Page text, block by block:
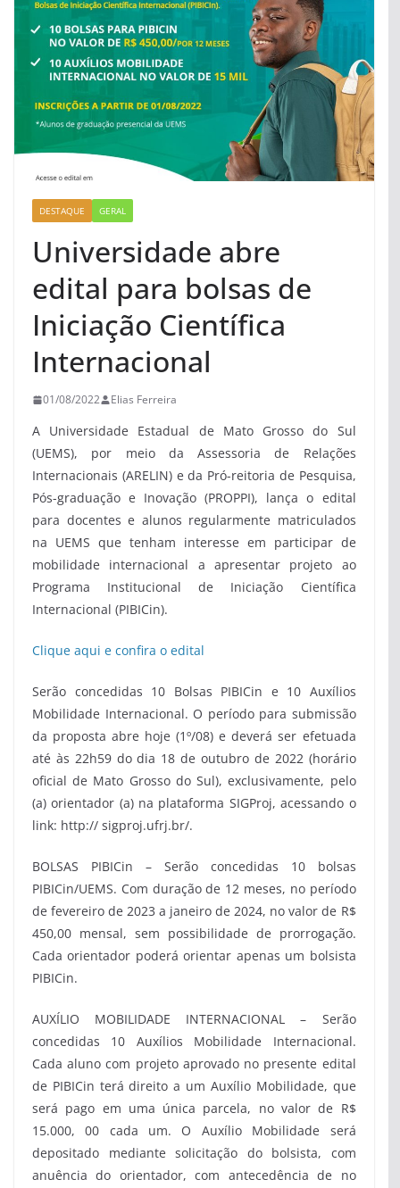
DESTAQUE GERAL
Universidade abre
edital para bolsas de
Iniciação Científica
Internacional
01/08/2022 Elias Ferreira
A Universidade Estadual de Mato Grosso do Sul
(UEMS), por meio da Assessoria de Relações
Internacionais (ARELIN) e da Pró-reitoria de Pesquisa,
Pós-graduação e Inovação (PROPPI), lança o edital
para docentes e alunos regularmente matriculados
na UEMS que tenham interesse em participar de
mobilidade internacional a apresentar projeto ao
Programa Institucional de Iniciação Científica
Internacional (PIBICin).
Clique aqui e confira o edital
Serão concedidas 10 Bolsas PIBICin e 10 Auxílios
Mobilidade Internacional. O período para submissão
da proposta abre hoje (1º/08) e deverá ser efetuada
até às 22h59 do dia 18 de outubro de 2022 (horário
oficial de Mato Grosso do Sul), exclusivamente, pelo
(a) orientador (a) na plataforma SIGProj, acessando o
link: http:// sigproj.ufrj.br/.
BOLSAS PIBICin – Serão concedidas 10 bolsas
PIBICin/UEMS. Com duração de 12 meses, no período
de fevereiro de 2023 a janeiro de 2024, no valor de R$
450,00 mensal, sem possibilidade de prorrogação.
Cada orientador poderá orientar apenas um bolsista
PIBICin.
AUXÍLIO MOBILIDADE INTERNACIONAL – Serão
concedidas 10 Auxílios Mobilidade Internacional.
Cada aluno com projeto aprovado no presente edital
de PIBICin terá direito a um Auxílio Mobilidade, que
será pago em uma única parcela, no valor de R$
15.000, 00 cada um. O Auxílio Mobilidade será
depositado mediante solicitação do bolsista, com
anuência do orientador, com antecedência de no